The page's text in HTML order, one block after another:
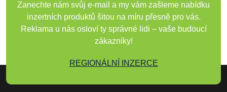
Zanechte nám svůj e-mail a my vám zašleme nabídku
inzertních produktů šitou na míru přesně pro vás.
Reklama u nás osloví ty správné lidi – vaše budoucí
zákazníky!
REGIONÁLNÍ INZERCE